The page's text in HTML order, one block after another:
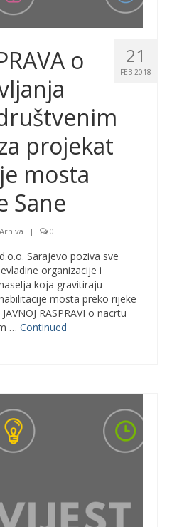
21
FEB 2018
o
projekat
mosta
Sane
Arhiva | 0
Sarajevo poziva sve
organizacije i
koja gravitiraju
mosta preko rijeke
RASPRAVI o nacrtu
… Continued